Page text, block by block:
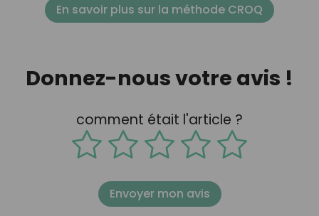
En savoir plus sur la méthode CROQ
Donnez-nous votre avis !
comment était l'article ?
Envoyer mon avis